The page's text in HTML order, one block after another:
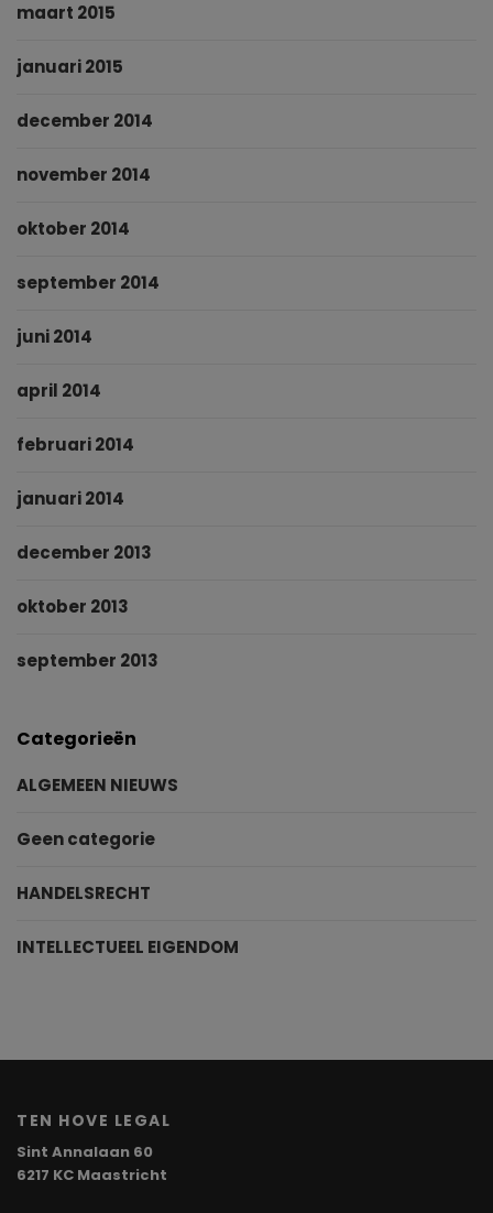
maart 2015
januari 2015
december 2014
november 2014
oktober 2014
september 2014
juni 2014
april 2014
februari 2014
januari 2014
december 2013
oktober 2013
september 2013
Categorieën
ALGEMEEN NIEUWS
Geen categorie
HANDELSRECHT
INTELLECTUEEL EIGENDOM
TEN HOVE LEGAL
Sint Annalaan 60
6217 KC Maastricht